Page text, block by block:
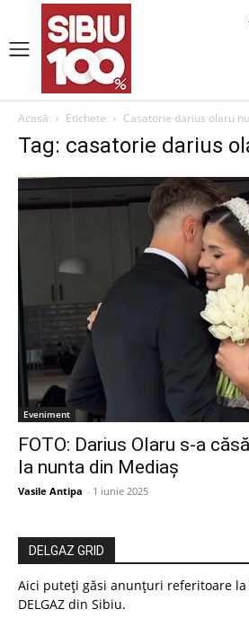
Acasă Etichete Casatorie darius olaru
Tag: casatorie darius
Eveniment
FOTO: Darius Olaru s-a
la nunta din Mediaș
Vasile Antipa - 1 iunie 2025
DELGAZ GRID
Aici puteți găsi anunțuri referitoare
DELGAZ din Sibiu.